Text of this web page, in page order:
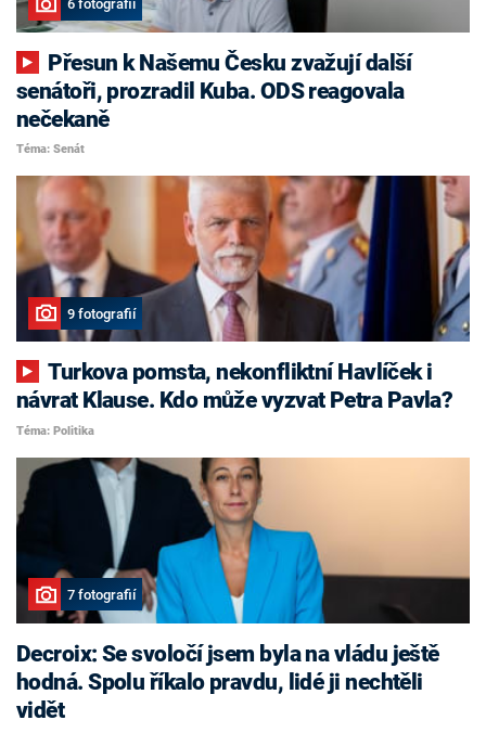
6 fotografií
senátoři, prozradil Kuba. ODS reagovala
nečekaně
Téma: Senát
9 fotografií
Turkova pomsta, nekonfliktní Havlíček i
návrat Klause. Kdo může vyzvat Petra Pavla?
Téma: Politika
7 fotografií
Decroix: Se svoločí jsem byla na vládu ještě
hodná. Spolu říkalo pravdu, lidé ji nechtěli
vidět